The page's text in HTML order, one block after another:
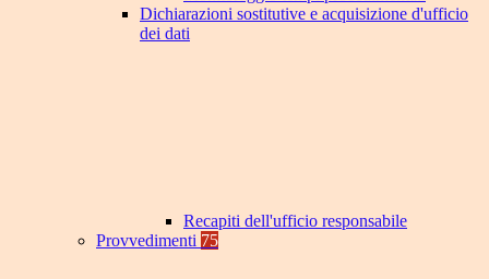
Dichiarazioni sostitutive e acquisizione d'ufficio
dei dati
Recapiti dell'ufficio responsabile
Provvedimenti 75